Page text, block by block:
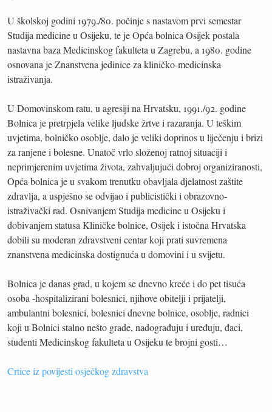
U školskoj godini 1979./80. počinje s nastavom prvi semestar
Studija medicine u Osijeku, te je Opća bolnica Osijek postala
nastavna baza Medicinskog fakulteta u Zagrebu, a 1980. godine
osnovana je Znanstvena jedinice za kliničko-medicinska
istraživanja.
U Domovinskom ratu, u agresiji na Hrvatsku, 1991./92. godine
Bolnica je pretrpjela velike ljudske žrtve i razaranja. U teškim
uvjetima, bolničko osoblje, dalo je veliki doprinos u liječenju i brizi
za ranjene i bolesne. Unatoč vrlo složenoj ratnoj situaciji i
neprimjerenim uvjetima života, zahvaljujući dobroj organiziranosti,
Opća bolnica je u svakom trenutku obavljala djelatnost zaštite
zdravlja, a uspješno se odvijao i publicistički i obrazovno-
istraživački rad. Osnivanjem Studija medicine u Osijeku i
dobivanjem statusa Kliničke bolnice, Osijek i istočna Hrvatska
dobili su moderan zdravstveni centar koji prati suvremena
znanstvena medicinska dostignuća u domovini i u svijetu.
Bolnica je danas grad, u kojem se dnevno kreće i do pet tisuća
osoba -hospitalizirani bolesnici, njihove obitelji i prijatelji,
ambulantni bolesnici, bolesnici dnevne bolnice, osoblje, radnici
koji u Bolnici stalno nešto grade, nadograđuju i uređuju, đaci,
studenti Medicinskog fakulteta u Osijeku te brojni gosti…
Crtice iz povijesti osječkog zdravstva